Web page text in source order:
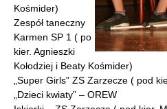
Kośmider)
Zespół taneczny
Karmen SP 1 ( po
kier. Agnieszki
Kołodziej i Beaty Kośmider)
„Super Girls” ZS Zarzecze ( pod
„Dzieci kwiaty” – OREW